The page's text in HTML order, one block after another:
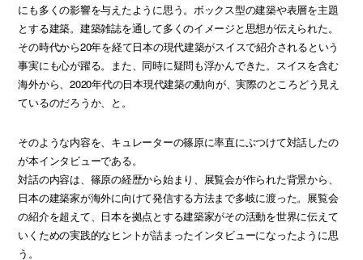
にも多くの影響を与えたように思う。ボックス型の建築や表層を主題
とする建築。建築雑誌を通して多くのイメージと思想が伝えられた。
その時代から20年を経て日本の現代建築がスイスで紹介されるという
事実にも心が躍る。また、同時に疑問も浮かんできた。スイスを含む
海外から、2020年代の日本現代建築の動向が、実際のところどう見え
ているのだろうか、と。
そのような内容を、キュレーターの篠原に率直にぶつけて対話したの
が本インタビューである。
対話の内容は、篠原の経歴から始まり、展覧会が作られた背景から、
日本の建築家が海外に向けて発信する方法まで多岐に渡った。展覧会
の紹介を超えて、日本を拠点とする建築家がその活動を世界に伝えて
いくための実践的なヒントが詰まったインタビューになったように思
う。